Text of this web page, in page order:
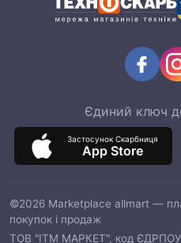
Єдиний ключ
Застосунок Скарбниця
App Store
©2026 Marketplace allmart —
покупок і продаж
ТОВ "ІТМ МАРКЕТ", код ЄДРПОУ